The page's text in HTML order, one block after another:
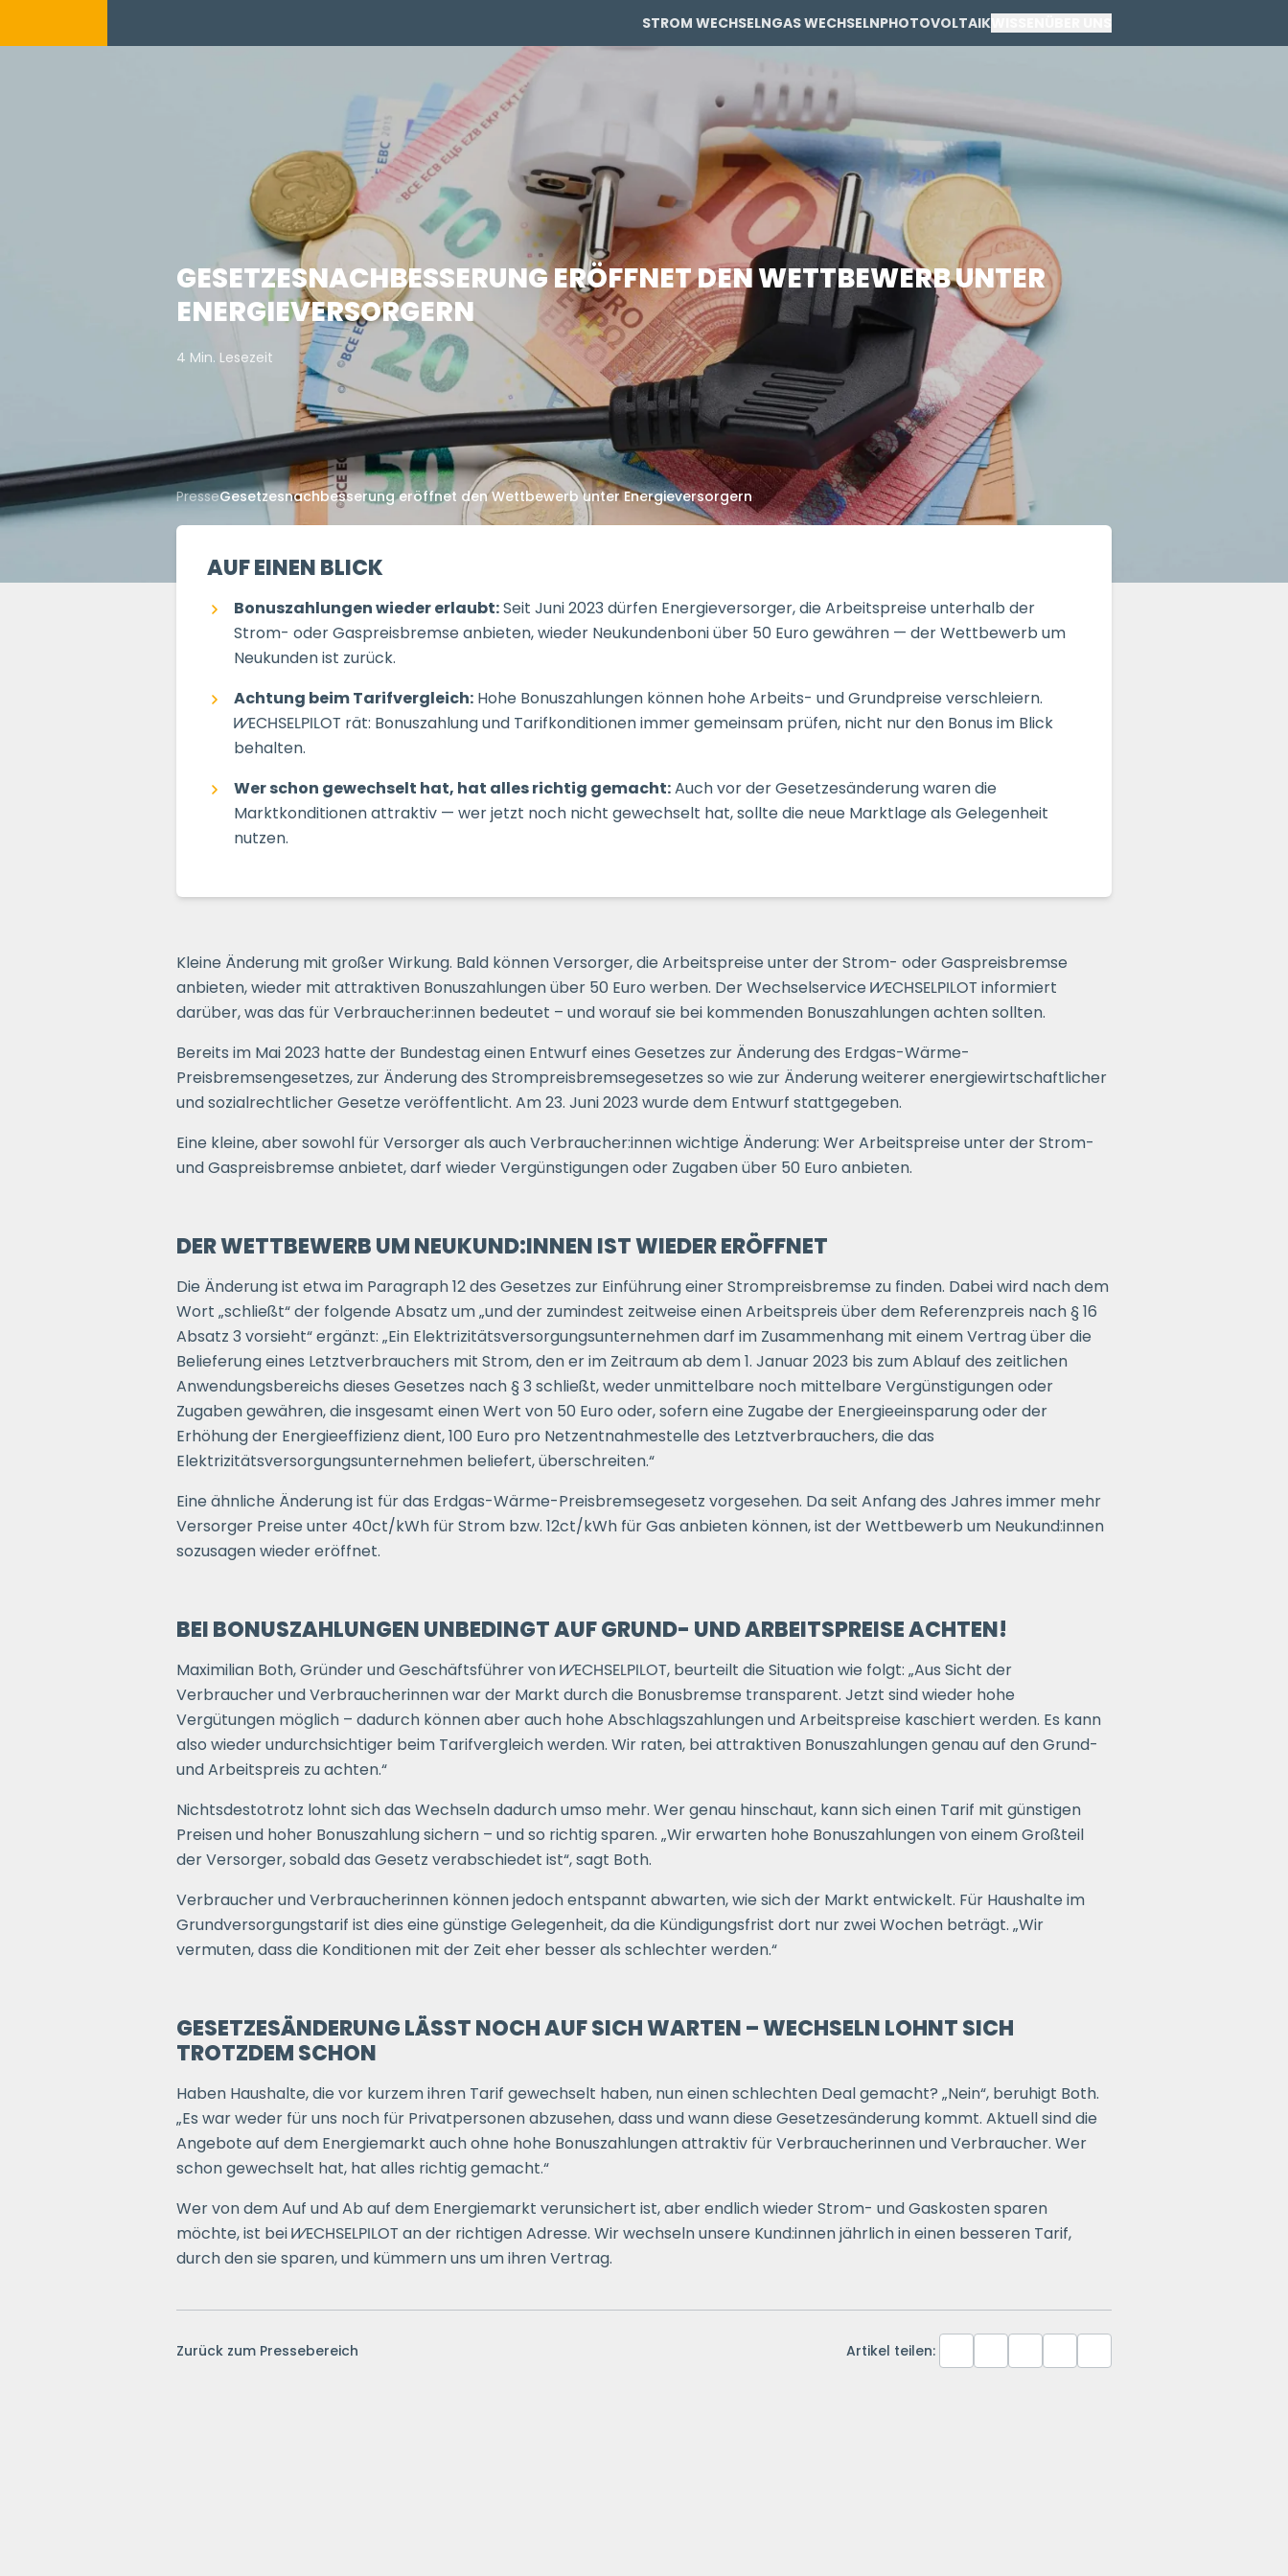
STROM WECHSELN
GEWERBE
GAS WECHSELN
GEWERBE
PHOTOVOLTAIK
GEWERBE
GESETZESNACHBESSERUNG ERÖFFNET DEN WETTBEWERB UNTER
ENERGIEVERSORGERN
4 Min. Lesezeit
PresseGesetzesnachbesserung eröffnet den Wettbewerb unter Energieversorgern
AUF EINEN BLICK
Bonuszahlungen wieder erlaubt:Seit Juni 2023 dürfen Energieversorger, die Arbeitspreise unterhalb der
Strom- oder Gaspreisbremse anbieten, wieder Neukundenboni über 50 Euro gewähren — der Wettbewerb um
Neukunden ist zurück.
Achtung beim Tarifvergleich: Hohe Bonuszahlungen können hohe Arbeits- und Grundpreise verschleiern.
WECHSELPILOT rät: Bonuszahlung und Tarifkonditionen immer gemeinsam prüfen, nicht nur den Bonus im Blick
behalten.
Wer schon gewechselt hat, hat alles richtig gemacht:Auch vor der Gesetzesänderung waren die
Marktkonditionen attraktiv — wer jetzt noch nicht gewechselt hat, sollte die neue Marktlage als Gelegenheit
nutzen.
Kleine Änderung mit großer Wirkung. Bald können Versorger, die Arbeitspreise unter der Strom- oder Gaspreisbremse
anbieten, wieder mit attraktiven Bonuszahlungen über 50 Euro werben. Der Wechselservice WECHSELPILOT informiert
darüber, was das für Verbraucher:innen bedeutet – und worauf sie bei kommenden Bonuszahlungen achten sollten.
Bereits im Mai 2023 hatte der Bundestag einen Entwurf eines Gesetzes zur Änderung des Erdgas-Wärme-
Preisbremsengesetzes, zur Änderung des Strompreisbremsegesetzes so wie zur Änderung weiterer energiewirtschaftlicher
und sozialrechtlicher Gesetze veröffentlicht. Am 23. Juni 2023 wurde dem Entwurf stattgegeben.
Eine kleine, aber sowohl für Versorger als auch Verbraucher:innen wichtige Änderung: Wer Arbeitspreise unter der Strom-
und Gaspreisbremse anbietet, darf wieder Vergünstigungen oder Zugaben über 50 Euro anbieten.
DER WETTBEWERB UM NEUKUND:INNEN IST WIEDER ERÖFFNET
Die Änderung ist etwa im Paragraph 12 des Gesetzes zur Einführung einer Strompreisbremse zu finden. Dabei wird nach dem
Wort „schließt“ der folgende Absatz um „und der zumindest zeitweise einen Arbeitspreis über dem Referenzpreis nach § 16
Absatz 3 vorsieht“ ergänzt: „Ein Elektrizitätsversorgungsunternehmen darf im Zusammenhang mit einem Vertrag über die
Belieferung eines Letztverbrauchers mit Strom, den er im Zeitraum ab dem 1. Januar 2023 bis zum Ablauf des zeitlichen
Anwendungsbereichs dieses Gesetzes nach § 3 schließt, weder unmittelbare noch mittelbare Vergünstigungen oder
Zugaben gewähren, die insgesamt einen Wert von 50 Euro oder, sofern eine Zugabe der Energieeinsparung oder der
Erhöhung der Energieeffizienz dient, 100 Euro pro Netzentnahmestelle des Letztverbrauchers, die das
Elektrizitätsversorgungsunternehmen beliefert, überschreiten.“
Eine ähnliche Änderung ist für das Erdgas-Wärme-Preisbremsegesetz vorgesehen. Da seit Anfang des Jahres immer mehr
Versorger Preise unter 40ct/kWh für Strom bzw. 12ct/kWh für Gas anbieten können, ist der Wettbewerb um Neukund:innen
sozusagen wieder eröffnet.
BEI BONUSZAHLUNGEN UNBEDINGT AUF GRUND- UND ARBEITSPREISE ACHTEN!
Maximilian Both, Gründer und Geschäftsführer vonWECHSELPILOT, beurteilt die Situation wie folgt: „Aus Sicht der
Verbraucher und Verbraucherinnen war der Markt durch die Bonusbremse transparent. Jetzt sind wieder hohe
Vergütungen möglich – dadurch können aber auch hohe Abschlagszahlungen und Arbeitspreise kaschiert werden. Es kann
also wieder undurchsichtiger beim Tarifvergleich werden. Wir raten, bei attraktiven Bonuszahlungen genau auf den Grund-
und Arbeitspreis zu achten.“
Nichtsdestotrotz lohnt sich das Wechseln dadurch umso mehr. Wer genau hinschaut, kann sich einen Tarif mit günstigen
Preisen und hoher Bonuszahlung sichern – und so richtig sparen. „Wir erwarten hohe Bonuszahlungen von einem Großteil
der Versorger, sobald das Gesetz verabschiedet ist“, sagt Both.
Verbraucher und Verbraucherinnen können jedoch entspannt abwarten, wie sich der Markt entwickelt. Für Haushalte im
Grundversorgungstarif ist dies eine günstige Gelegenheit, da die Kündigungsfrist dort nur zwei Wochen beträgt. „Wir
vermuten, dass die Konditionen mit der Zeit eher besser als schlechter werden.“
GESETZESÄNDERUNG LÄSST NOCH AUF SICH WARTEN – WECHSELN LOHNT SICH
TROTZDEM SCHON
Haben Haushalte, die vor kurzem ihren Tarif gewechselt haben, nun einen schlechten Deal gemacht? „Nein“, beruhigt Both.
„Es war weder für uns noch für Privatpersonen abzusehen, dass und wann diese Gesetzesänderung kommt. Aktuell sind die
Angebote auf dem Energiemarkt auch ohne hohe Bonuszahlungen attraktiv für Verbraucherinnen und Verbraucher. Wer
schon gewechselt hat, hat alles richtig gemacht.“
Wer von dem Auf und Ab auf dem Energiemarkt verunsichert ist, aber endlich wieder Strom- und Gaskosten sparen
möchte, ist beiWECHSELPILOT an der richtigen Adresse. Wir wechseln unsere Kund:innen jährlich in einen besseren Tarif,
durch den sie sparen, und kümmern uns um ihren Vertrag.
Zurück zum Pressebereich Artikel teilen: